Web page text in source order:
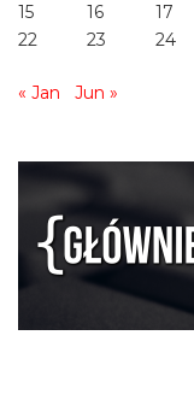
15
16 17
22
23 24
« Jan Jun »